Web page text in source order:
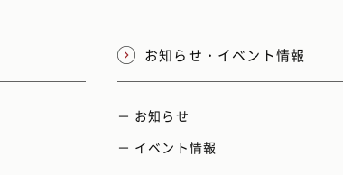
お知らせ・イベント情報
－ お知らせ
－ イベント情報